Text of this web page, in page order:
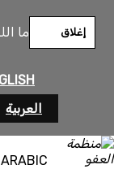
ما
العربية
إغلاق
ARABIC
المحتوى